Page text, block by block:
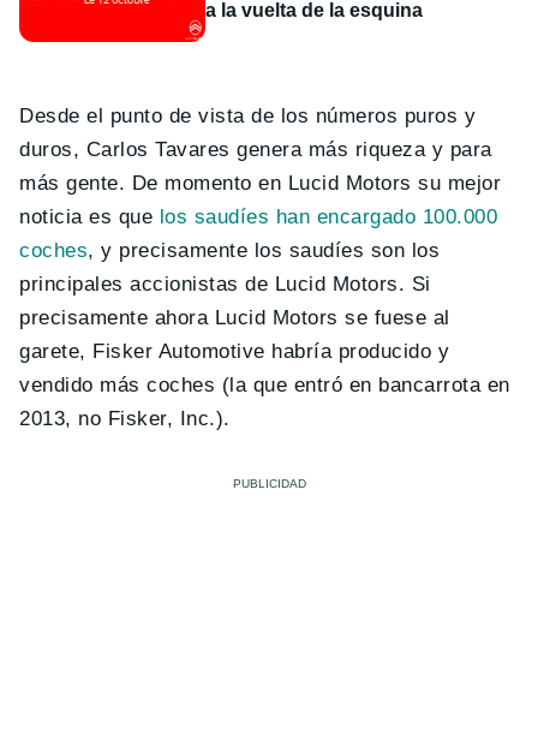
a la vuelta de la esquina
Desde el punto de vista de los números puros y
duros, Carlos Tavares genera más riqueza y para
más gente. De momento en Lucid Motors su mejor
noticia es que los saudíes han encargado 100.000
coches, y precisamente los saudíes son los
principales accionistas de Lucid Motors. Si
precisamente ahora Lucid Motors se fuese al
garete, Fisker Automotive habría producido y
vendido más coches (la que entró en bancarrota en
2013, no Fisker, Inc.).